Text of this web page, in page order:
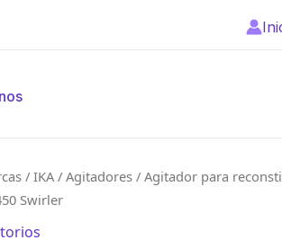
/IKA/Agitadores / Agitador para
Swirler